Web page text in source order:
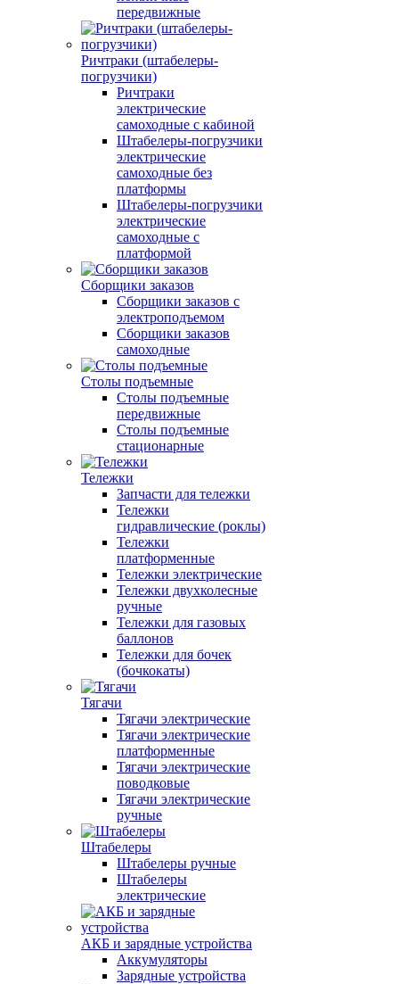
передвижные
Ричтраки (штабелеры-
погрузчики)
Ричтраки
электрические
самоходные с кабиной
Штабелеры-погрузчики
электрические
самоходные без
платформы
Штабелеры-погрузчики
электрические
самоходные с
платформой
Сборщики заказов
Сборщики заказов с
электроподъемом
Сборщики заказов
самоходные
Столы подъемные
Столы подъемные
передвижные
Столы подъемные
стационарные
Тележки
Запчасти для тележки
Тележки
гидравлические (роклы)
Тележки
платформенные
Тележки электрические
Тележки двухколесные
ручные
Тележки для газовых
баллонов
Тележки для бочек
(бочкокаты)
Тягачи
Тягачи электрические
Тягачи электрические
платформенные
Тягачи электрические
поводковые
Тягачи электрические
ручные
Штабелеры
Штабелеры ручные
Штабелеры
электрические
АКБ и зарядные устройства
Аккумуляторы
Зарядные устройства